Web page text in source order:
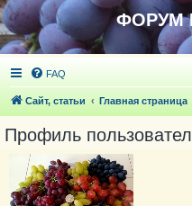
ФОРУМ
FAQ
Сайт, статьи Главная страница
Профиль